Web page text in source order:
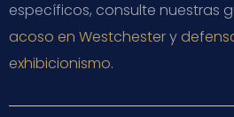
específicos, consulte nuestras
acoso en Westchestery
exhibicionismo.